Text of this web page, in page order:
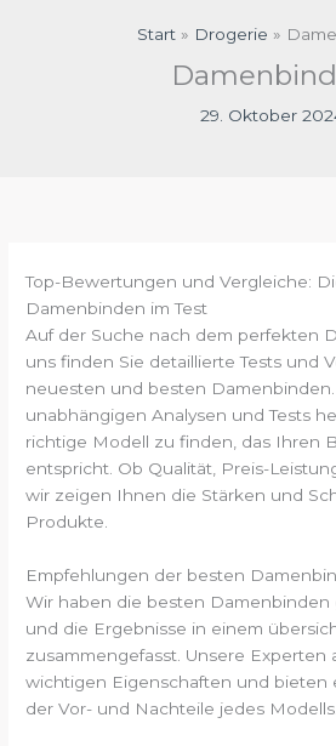
Start Drogerie
29. Oktober
Top-Bewertungen und Vergleiche:
Damenbinden im Test
Auf der Suche nach dem perfekten
uns finden Sie detaillierte Tests und
neuesten und besten Damenbinden.
unabhängigen Analysen und Tests
richtige Modell zu finden, das Ihren
entspricht. Ob Qualität, Preis-
wir zeigen Ihnen die Stärken und
Produkte.
Empfehlungen der besten
Wir haben die besten
und die Ergebnisse in einem
zusammengefasst. Unsere Experten
wichtigen Eigenschaften und bieten
der Vor- und Nachteile jedes Modells.